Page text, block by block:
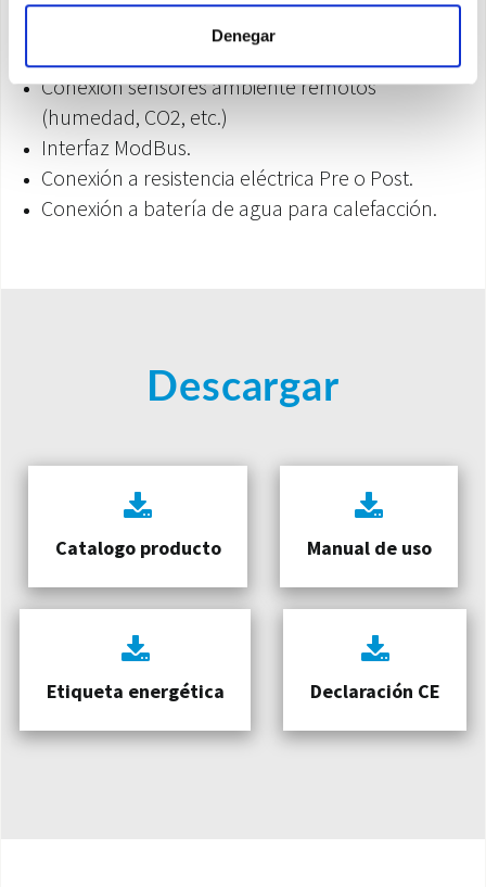
Denegar
Contador de horas de funcionamiento.
Conexión sensores ambiente remotos
(humedad, CO2, etc.)
Interfaz ModBus.
Conexión a resistencia eléctrica Pre o Post.
Conexión a batería de agua para calefacción.
Descargar
Catalogo producto Manual de uso
Etiqueta energética Declaración CE